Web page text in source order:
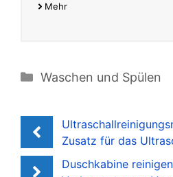
Mehr
Kategorien
Waschen und Spülen
Zusatz für das
Duschkabine